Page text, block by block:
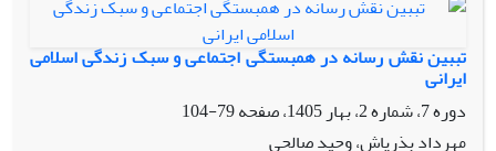
تببین نقش رسانه در همبستگی اجتماعی و سبک زندگی اسلامی
ایرانی
دوره 7، شماره 2، بهار 1405، صفحه
79-104
مهرداد بذرپاش، وحید صالحی